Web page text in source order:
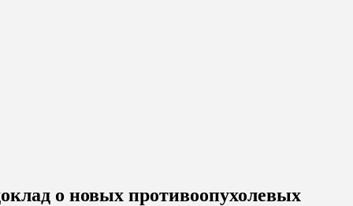
о новых противоопухолевых